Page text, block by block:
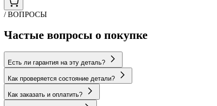
/ ВОПРОСЫ
Частые вопросы о покупке
Есть ли гарантия на эту деталь?
Как проверяется состояние детали?
Как заказать и оплатить?